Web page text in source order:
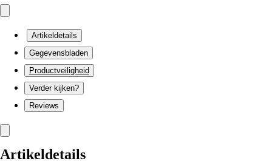
Artikeldetails
Gegevensbladen
Productveiligheid
Verder kijken?
Reviews
Artikeldetails